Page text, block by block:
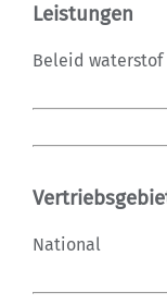
Leistungen
Beleid waterstof
National